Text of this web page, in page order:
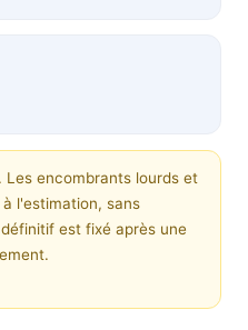
encombrants lourds et
l'estimation, sans
est fixé après une